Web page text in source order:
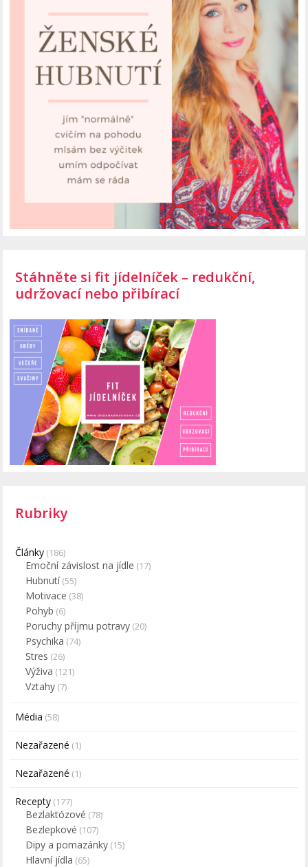
Stáhněte si fit jídelníček – redukční,
udržovací nebo přibírací
Rubriky
Články (186)
Emoční závislost na jídle (17)
Hubnutí(55)
Motivace (38)
Pohyb (6)
Poruchy příjmu potravy (20)
Psychika (74)
Stres (26)
Výživa (121)
Vztahy (7)
Média (58)
Nezařazené (1)
Nezařazené (1)
Recepty (177)
Bezlaktózové (78)
Bezlepkové (107)
Dipy a pomazánky (15)
Hlavní jídla (65)